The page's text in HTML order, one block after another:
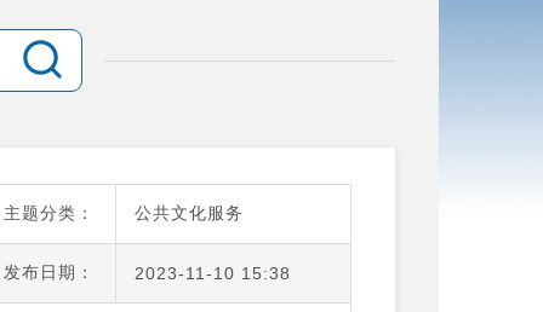
主题分类： 公共文化服务
发布日期： 2023-11-10 15:38